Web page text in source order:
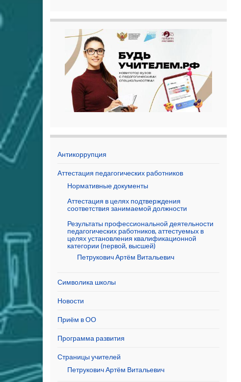
Антикоррупция
Аттестация педагогических работников
Нормативные документы
Аттестация в целях подтверждения
соответствия занимаемой должности
Результаты профессиональной деятельности
педагогических работников, аттестуемых в
целях установления квалификационной
категории (первой, высшей)
Петрукович Артём Витальевич
Символика школы
Новости
Приём в ОО
Программа развития
Страницы учителей
Петрукович Артём Витальевич